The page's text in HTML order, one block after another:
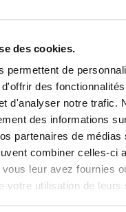
des cookies.
permettent de
des
d'analyser notre trafic.
des informations
partenaires de médias
combiner celles-ci
leur avez fournies
votre utilisation de leurs
Résultats